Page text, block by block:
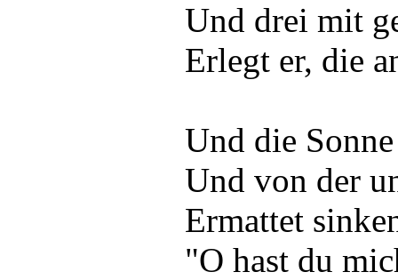
Und drei mit
Erlegt er, die
Und die
Und von der
Ermattet
"O hast du